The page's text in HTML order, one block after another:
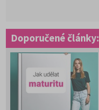
Doporučené články: